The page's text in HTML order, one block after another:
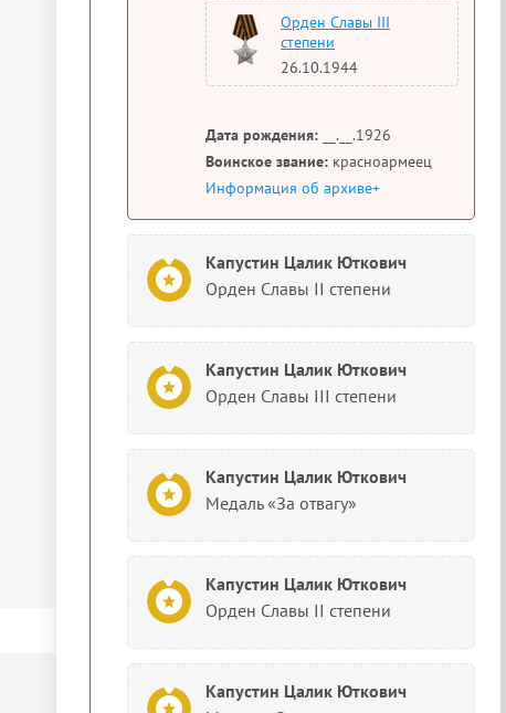
Орден Славы III
степени
26.10.1944
Дата рождения: __.__.1926
Воинское звание: красноармеец
Информация об архиве+
Капустин Цалик Юткович
Орден Славы II степени
Капустин Цалик Юткович
Орден Славы III степени
Капустин Цалик Юткович
Медаль «За отвагу»
Капустин Цалик Юткович
Орден Славы II степени
Капустин Цалик Юткович